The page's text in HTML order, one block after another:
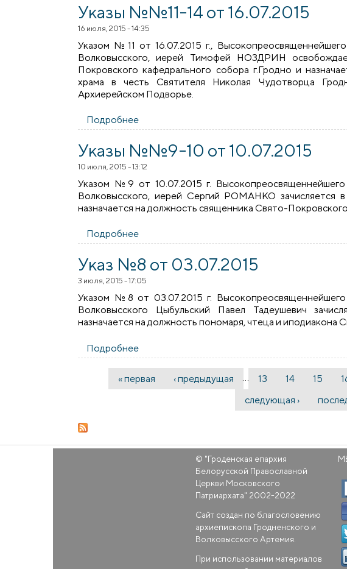
Указы №№11-14 от 16.07.2015
16 июля, 2015 - 14:35
Указом №11 от 16.07.2015 г.,
Волковысского, иерей Тимофей НОЗДРИН
Покровского кафедрального собора г.Гродно и
храма в честь Святителя Николая Чудотворца
Архиерейском Подворье.
Подробнее
Указы №№9-10 от 10.07.2015
10 июля, 2015 - 13:12
Указом №9 от 10.07.2015 г. Высокопреосвященнейшего
Волковысского, иерей Сергий РОМАНКО зачисляется
назначается на должность священника Свято-
Подробнее
Указ №8 от 03.07.2015
3 июля, 2015 - 17:05
Указом №8 от 03.07.2015 г. Высокопреосвященнейшего
Волковысского Цыбульский Павел Тадеушевич
назначается на должность пономаря, чтеца и иподиакона
Подробнее
Страницы
« первая ‹ предыдущая … 13 14 15
следующая ›
© "Гроденская епархия
Белорусской Православной
Церкви Московского
Патриархата" 2002-2022
Сайт создан по благословению
архиепископа Гродненского и
Волковысского Артемия.
При использовании материалов